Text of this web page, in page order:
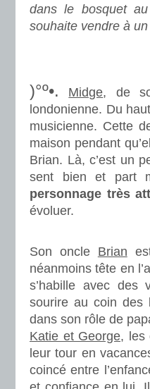
dans le bosquet
souhaite vendre à
)°º•. Midge, de
londonienne. Du
musicienne. Cette
maison pendant
Brian. Là, c’est un
sent bien et part
personnage très
évoluer.
Son oncle Brian
néanmoins tête en
s’habille avec des
sourire au coin des
dans son rôle de
Katie et George, les
leur tour en
coincé entre